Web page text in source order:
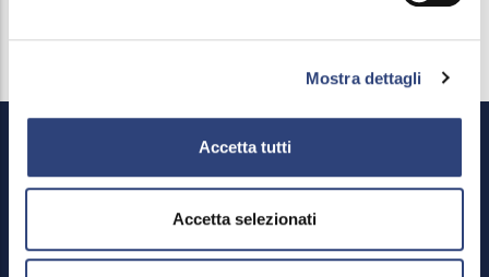
Mostra dettagli
Accetta tutti
Accetta selezionati